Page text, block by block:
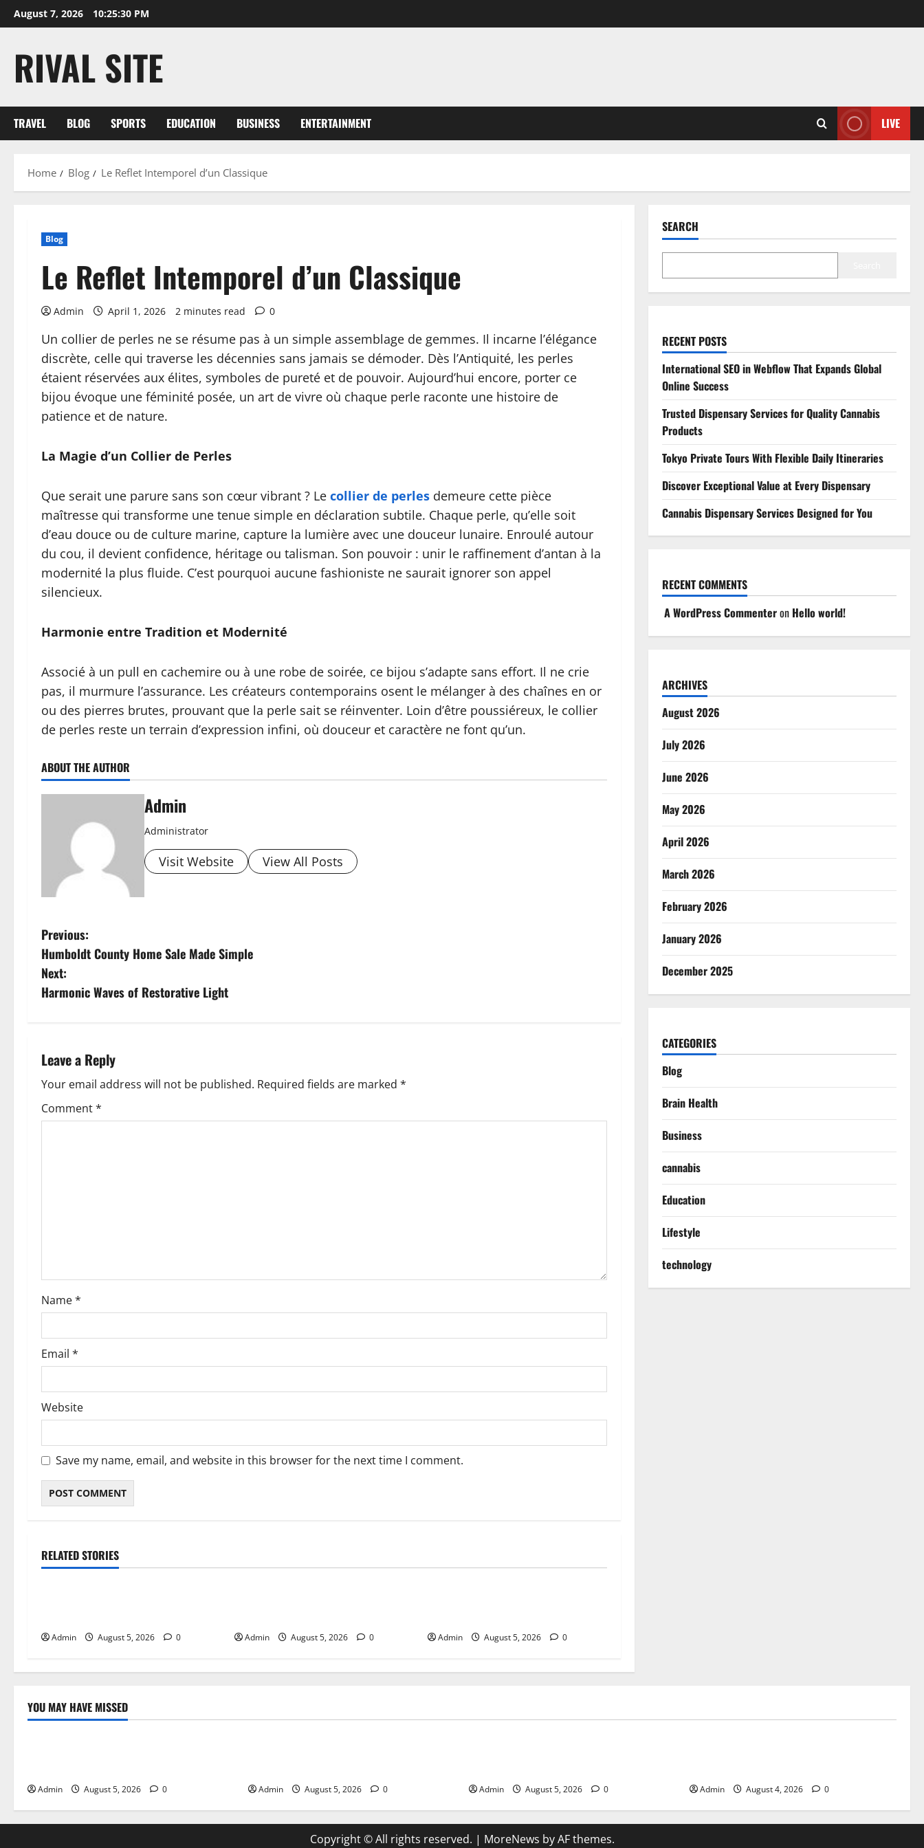
Skip
to
August 7, 2026 10:25:31 PM
RIVAL SITE
TRAVEL BLOG SPORTS EDUCATION BUSINESS ENTERTAINMENT LIVE
Home Blog Le Reflet Intemporel d’un Classique
Blog
Le Reflet Intemporel d’un Classique
Admin April 1, 2026 2 minutes read 0
Un collier de perles ne se résume pas à un simple assemblage de gemmes. Il incarne l’élégance
discrète, celle qui traverse les décennies sans jamais se démoder. Dès l’Antiquité, les perles
étaient réservées aux élites, symboles de pureté et de pouvoir. Aujourd’hui encore, porter ce
bijou évoque une féminité posée, un art de vivre où chaque perle raconte une histoire de
patience et de nature.
La Magie d’un Collier de Perles
Que serait une parure sans son cœur vibrant ? Le collier de perles demeure cette pièce
maîtresse qui transforme une tenue simple en déclaration subtile. Chaque perle, qu’elle soit
d’eau douce ou de culture marine, capture la lumière avec une douceur lunaire. Enroulé autour
du cou, il devient confidence, héritage ou talisman. Son pouvoir : unir le raffinement d’antan à la
modernité la plus fluide. C’est pourquoi aucune fashioniste ne saurait ignorer son appel
silencieux.
Harmonie entre Tradition et Modernité
Associé à un pull en cachemire ou à une robe de soirée, ce bijou s’adapte sans effort. Il ne crie
pas, il murmure l’assurance. Les créateurs contemporains osent le mélanger à des chaînes en or
ou des pierres brutes, prouvant que la perle sait se réinventer. Loin d’être poussiéreux, le collier
de perles reste un terrain d’expression infini, où douceur et caractère ne font qu’un.
ABOUT THE AUTHOR
Admin
Administrator
Visit Website View All Posts
P
o
s
n
a
v
o
n
Previous:
Humboldt County Home Sale Made Simple
Next:
Harmonic Waves of Restorative Light
Leave a Reply
Your email address will not be published. Required fields are marked *
Comment*
Name*
Email *
Website
Save my name, email, and website in this browser for the next time I comment.
RELATED STORIES
Blog
Admin August 5, 2026 0 Admin August 5, 2026 0 Admin August 5, 2026 0
SEARCH
RECENT POSTS
International SEO in Webflow That Expands Global
Online Success
Trusted Dispensary Services for Quality Cannabis
Products
Tokyo Private Tours With Flexible Daily Itineraries
Discover Exceptional Value at Every Dispensary
Cannabis Dispensary Services Designed for You
RECENT COMMENTS
A WordPress Commenteron Hello world!
ARCHIVES
August 2026
July 2026
June 2026
May 2026
April 2026
March 2026
February 2026
January 2026
December 2025
CATEGORIES
Blog
Brain Health
Business
cannabis
Education
Lifestyle
technology
YOU MAY HAVE MISSED
Blog
Admin August 5, 2026 0 Admin August 5, 2026 0 Admin August 5, 2026 0 Admin August 4, 2026 0
Copyright © All rights reserved. | MoreNews by AF themes.